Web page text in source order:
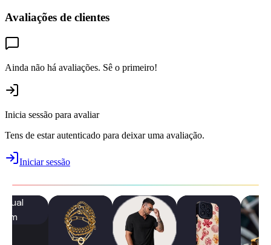
Avaliações de clientes
Ainda não há avaliações. Sê o primeiro!
Inicia sessão para avaliar
Tens de estar autenticado para deixar uma avaliação.
Iniciar sessão